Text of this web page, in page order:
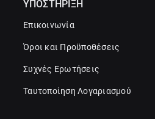
ΥΠΟΣΤΗΡΙΞΗ
Επικοινωνία
Όροι και Προϋποθέσεις
Συχνές Ερωτήσεις
Ταυτοποίηση Λογαριασμού